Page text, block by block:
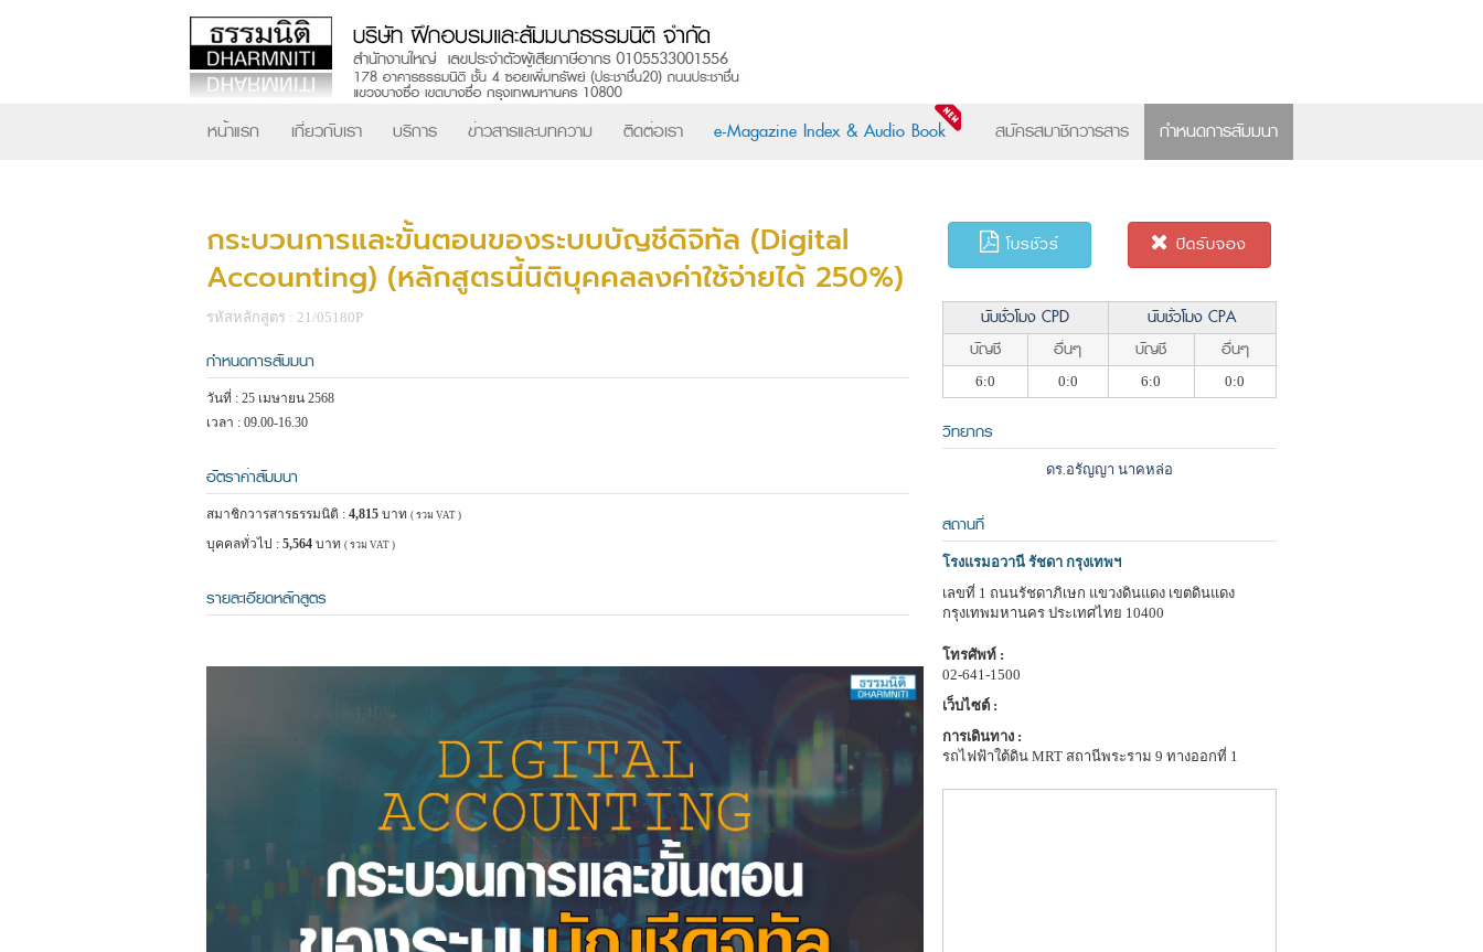
หน้าแรก เกี่ยวกับเรา บริการ ข่าวสารและบทความ ติดต่อเรา e-Magazine Index & Audio Book สมัครสมาชิกวารสาร กำหนดการสัมมนา
กระบวนการและขั้นตอนของระบบบัญชีดิจิทัล (Digital
Accounting) (หลักสูตรนี้นิติบุคคลลงค่าใช้จ่ายได้ 250%)
รหัสหลักสูตร : 21/05180P
กำหนดการสัมมนา
วันที่ : 25 เมษายน 2568
เวลา : 09.00-16.30
อัตราค่าสัมมนา
สมาชิกวารสารธรรมนิติ : 4,815 บาท ( รวม VAT )
บุคคลทั่วไป : 5,564 บาท ( รวม VAT )
รายละเอียดหลักสูตร
โบรชัวร์ ปิดรับจอง
นับชั่วโมง CPD
นับชั่วโมง CPA
บัญชี
อื่นๆ บัญชี อื่นๆ
6:0 0:0 6:0 0:0
วิทยากร
ดร.อรัญญา นาคหล่อ
สถานที่
โรงแรมอวานี รัชดา กรุงเทพฯ
เลขที่ 1 ถนนรัชดาภิเษก แขวงดินแดง เขตดินแดง
กรุงเทพมหานคร ประเทศไทย 10400
โทรศัพท์ :
02-641-1500
เว็บไซต์ :
การเดินทาง :
รถไฟฟ้าใต้ดิน MRT สถานีพระราม 9 ทางออกที่ 1